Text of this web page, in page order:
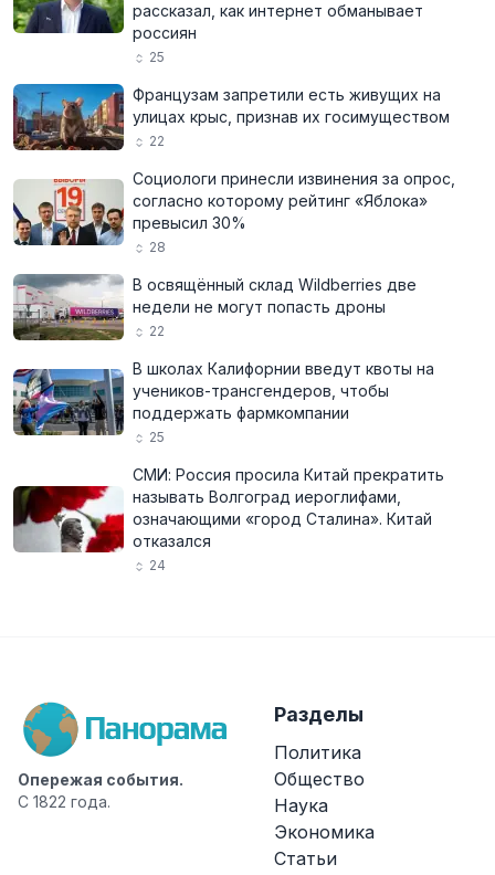
рассказал, как интернет обманывает
россиян
25
Французам запретили есть живущих на
улицах крыс, признав их госимуществом
22
Социологи принесли извинения за опрос,
согласно которому рейтинг «Яблока»
превысил 30%
28
В освящённый склад Wildberries две
недели не могут попасть дроны
22
В школах Калифорнии введут квоты на
учеников-трансгендеров, чтобы
поддержать фармкомпании
25
СМИ: Россия просила Китай прекратить
называть Волгоград иероглифами,
означающими «город Сталина». Китай
отказался
24
Опережая события.
С 1822 года.
Разделы
Политика
Общество
Наука
Экономика
Статьи